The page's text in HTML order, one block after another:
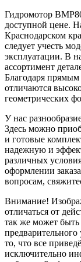
Гидромотор
доступной цене.
Краснодарском
следует учесть
эксплуатации. В
ассортимент
Благодаря
отличаются
геометрических
У нас
Здесь можно
и готовые
надежную и
различных
оформлении
вопросам,
Внимание!
отличаться от
так же может быть
то, что все
исключительно